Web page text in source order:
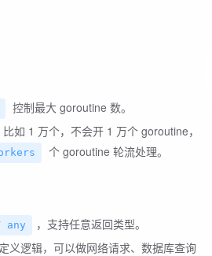
控制最大 goroutine 数。
如 1 万个，不会开 1 万个 goroutine，
个 goroutine 轮流处理。
any ，支持任意返回类型。
义逻辑，可以做网络请求、数据库查询